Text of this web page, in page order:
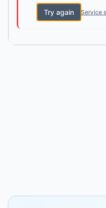
Try again Service